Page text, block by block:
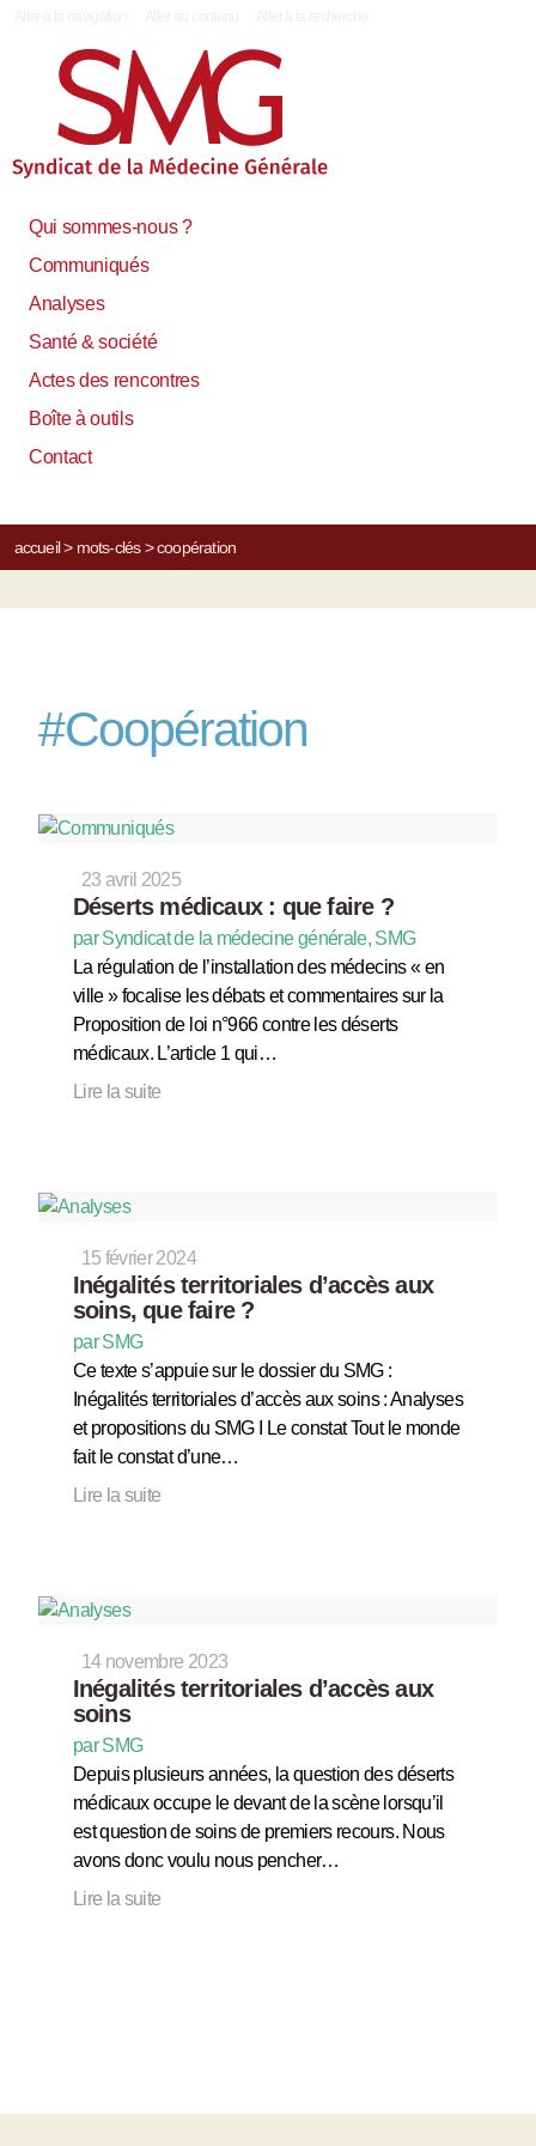
Qui sommes-nous ?
Communiqués
Analyses
Santé & société
Actes des rencontres
Boîte à outils
Contact
accueil> mots-clés> coopération
#Coopération
23 avril 2025
Déserts médicaux : que faire ?
par Syndicat de la médecine générale, SMG
La régulation de l’installation des médecins « en
ville » focalise les débats et commentaires sur la
Proposition de loi n°966 contre les déserts
médicaux. L’article 1 qui…
Lire la suite
15 février 2024
Inégalités territoriales d’accès aux
soins, que faire ?
par SMG
Ce texte s’appuie sur le dossier du SMG :
Inégalités territoriales d’accès aux soins : Analyses
et propositions du SMG I Le constat Tout le monde
fait le constat d’une…
Lire la suite
14 novembre 2023
Inégalités territoriales d’accès aux
soins
par SMG
Depuis plusieurs années, la question des déserts
médicaux occupe le devant de la scène lorsqu’il
est question de soins de premiers recours. Nous
avons donc voulu nous pencher…
Lire la suite